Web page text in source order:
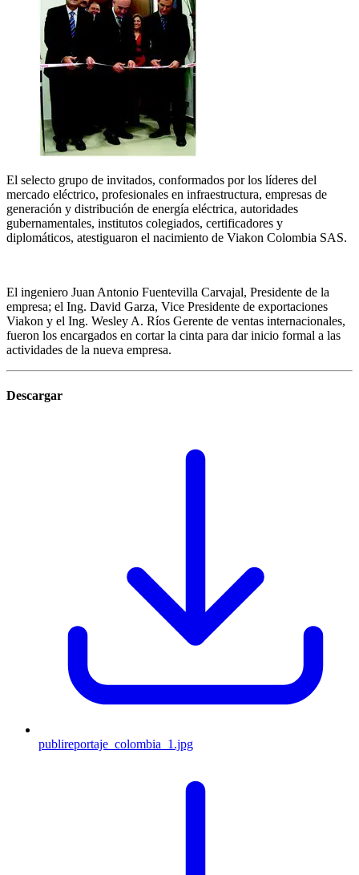
El selecto grupo de invitados, conformados por los líderes del
mercado eléctrico, profesionales en infraestructura, empresas de
generación y distribución de energía eléctrica, autoridades
gubernamentales, institutos colegiados, certificadores y
diplomáticos, atestiguaron el nacimiento de Viakon Colombia SAS.
El ingeniero Juan Antonio Fuentevilla Carvajal, Presidente de la
empresa; el Ing. David Garza, Vice Presidente de exportaciones
Viakon y el Ing. Wesley A. Ríos Gerente de ventas internacionales,
fueron los encargados en cortar la cinta para dar inicio formal a las
actividades de la nueva empresa.
Descargar
publireportaje_colombia_1.jpg